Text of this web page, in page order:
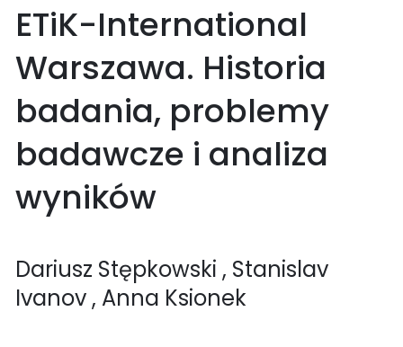
ETiK-International
Warszawa. Historia
badania, problemy
badawcze i analiza
wyników
Dariusz Stępkowski , Stanislav
Ivanov, Anna Ksionek